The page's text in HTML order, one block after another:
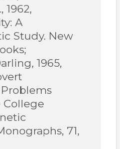
1962,
A
Study. New
1965,
71,